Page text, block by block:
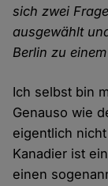
sich zwei
ausgewählt
Berlin zu
Ich selbst bin
Genauso wie
eigentlich
Kanadier ist
einen